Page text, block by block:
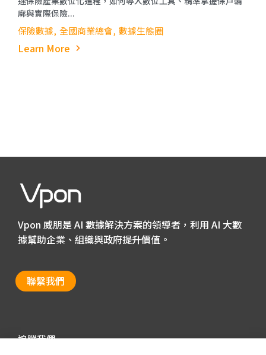
廓與實際保險...
保險數據 全國商業總會 數據生態圈
Learn More
Vpon 威朋是 AI 數據解決方案的領導者，利用 AI 大數
據幫助企業、組織與政府提升價值。
聯繫我們
追蹤我們